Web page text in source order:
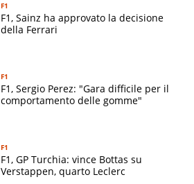
F1
F1, Sainz ha approvato la decisione
della Ferrari
F1
F1, Sergio Perez: "Gara difficile per il
comportamento delle gomme"
F1
F1, GP Turchia: vince Bottas su
Verstappen, quarto Leclerc